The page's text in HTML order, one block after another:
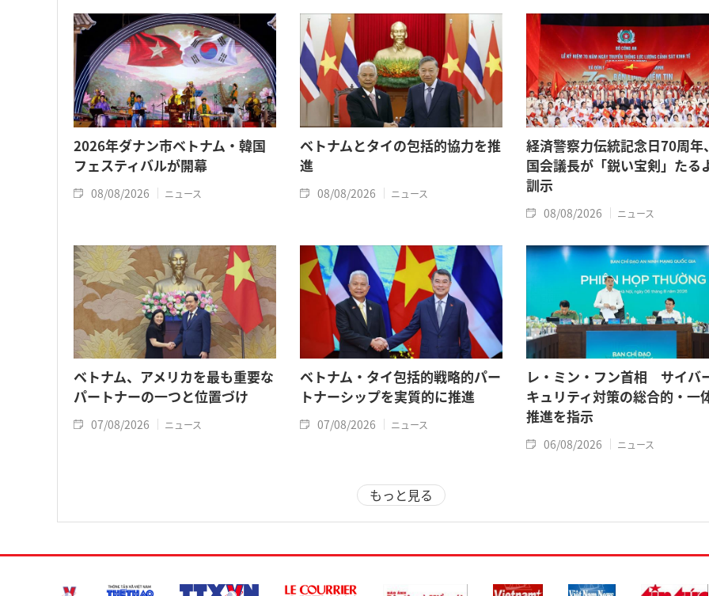
2026年ダナン市ベトナム・韓国
フェスティバルが開幕
08/08/2026 ニュース
ベトナムとタイの包括的協力を推
進
08/08/2026 ニュース
経済警察力伝統記念日70周年
国会議長が「鋭い宝剣」たる
訓示
08/08/2026 ニュース
ベトナム、アメリカを最も重要な
パートナーの一つと位置づけ
07/08/2026 ニュース
ベトナム・タイ包括的戦略的パー
トナーシップを実質的に推進
07/08/2026 ニュース
レ・ミン・フン首相 サイバ
キュリティ対策の総合的・一
推進を指示
06/08/2026 ニュース
もっと見る